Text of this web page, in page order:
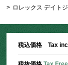
> ロレックス デイト
税込価格 Tax